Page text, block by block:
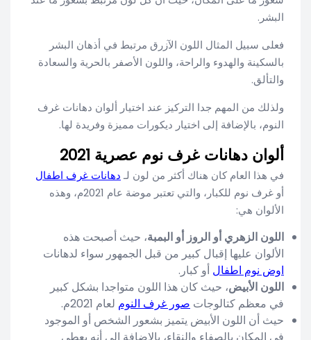
البشر.
فعلى سبيل المثال اللون الآزرق مرتبط في أذهان البشر
بالسكينة والهدوء والراحة، واللون الأصفر بالحرية والسعادة
والتألق.
ولذلك من المهم جدا التركيز عند اختيار ألوان دهانات غرف
النوم، بالإضافة إلى اختيار ديكورات مميزة وفريدة لها.
ألوان دهانات غرف نوم عصرية 2021
في هذا العام كان هناك أكثر من لون لـ دهانات غرف اطفال
أو غرف نوم للكبار، والتي تعتبر موضة عام 2021م، وهذه
الألوان هي:
اللون الزهري أو الروز أو البمبة، حيث أصبحت هذه
الألوان عليها إقبال كبير من قبل الجمهور سواء لدهانات
اوض نوم اطفال أو كبار.
اللون الأبيض، حيث كان هذا اللون متواجدا بشكل كبير
في معظم كتالوجات صور غرف النوم لعام 2021م.
حيث أن اللون الأبيض يتميز بشعور الشخص أو الموجود